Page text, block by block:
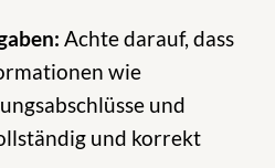
Achte darauf, dass
wie
und
und korrekt